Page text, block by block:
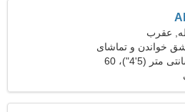
خواندن و تماشای
161 سانتی متر (5'4")، 60